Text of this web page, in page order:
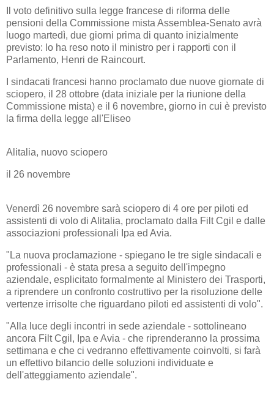
Il voto definitivo sulla legge francese di riforma delle
pensioni della Commissione mista Assemblea-Senato avrà
luogo martedì, due giorni prima di quanto inizialmente
previsto: lo ha reso noto il ministro per i rapporti con il
Parlamento, Henri de Raincourt.
I sindacati francesi hanno proclamato due nuove giornate di
sciopero, il 28 ottobre (data iniziale per la riunione della
Commissione mista) e il 6 novembre, giorno in cui è previsto
la firma della legge all'Eliseo
Alitalia, nuovo sciopero
il 26 novembre
Venerdì 26 novembre sarà sciopero di 4 ore per piloti ed
assistenti di volo di Alitalia, proclamato dalla Filt Cgil e dalle
associazioni professionali Ipa ed Avia.
"La nuova proclamazione - spiegano le tre sigle sindacali e
professionali - è stata presa a seguito dell'impegno
aziendale, esplicitato formalmente al Ministero dei Trasporti,
a riprendere un confronto costruttivo per la risoluzione delle
vertenze irrisolte che riguardano piloti ed assistenti di volo".
"Alla luce degli incontri in sede aziendale - sottolineano
ancora Filt Cgil, Ipa e Avia - che riprenderanno la prossima
settimana e che ci vedranno effettivamente coinvolti, si farà
un effettivo bilancio delle soluzioni individuate e
dell'atteggiamento aziendale".